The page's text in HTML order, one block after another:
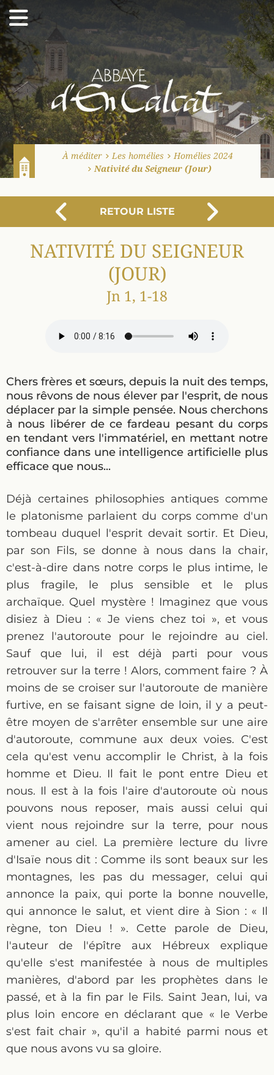
Abbaye d'En Calcat
À méditer Les homélies
Homélies 2024
Nativité du Seigneur (Jour)
PRÉCÉDENT
RETOUR LISTE
NATIVITÉ DU SEIGNEUR
(JOUR)
Jn 1, 1-18
Chers frères et sœurs, depuis la nuit des temps,
nous rêvons de nous élever par l'esprit, de nous
déplacer par la simple pensée. Nous cherchons
à nous libérer de ce fardeau pesant du corps
en tendant vers l'immatériel, en mettant notre
confiance dans une intelligence artificielle plus
efficace que nous...
Déjà certaines philosophies antiques comme
le platonisme parlaient du corps comme d'un
tombeau duquel l'esprit devait sortir. Et Dieu,
par son Fils, se donne à nous dans la chair,
c'est-à-dire dans notre corps le plus intime, le
plus fragile, le plus sensible et le plus
archaïque. Quel mystère ! Imaginez que vous
disiez à Dieu : « Je viens chez toi », et vous
prenez l'autoroute pour le rejoindre au ciel.
Sauf que lui, il est déjà parti pour vous
retrouver sur la terre ! Alors, comment faire ? À
moins de se croiser sur l'autoroute de manière
furtive, en se faisant signe de loin, il y a peut-
être moyen de s'arrêter ensemble sur une aire
d'autoroute, commune aux deux voies. C'est
cela qu'est venu accomplir le Christ, à la fois
homme et Dieu. Il fait le pont entre Dieu et
nous. Il est à la fois l'aire d'autoroute où nous
pouvons nous reposer, mais aussi celui qui
vient nous rejoindre sur la terre, pour nous
amener au ciel. La première lecture du livre
d'Isaïe nous dit : Comme ils sont beaux sur les
montagnes, les pas du messager, celui qui
annonce la paix, qui porte la bonne nouvelle,
qui annonce le salut, et vient dire à Sion : « Il
règne, ton Dieu ! ». Cette parole de Dieu,
l'auteur de l'épître aux Hébreux explique
qu'elle s'est manifestée à nous de multiples
manières, d'abord par les prophètes dans le
passé, et à la fin par le Fils. Saint Jean, lui, va
plus loin encore en déclarant que « le Verbe
s'est fait chair », qu'il a habité parmi nous et
que nous avons vu sa gloire.